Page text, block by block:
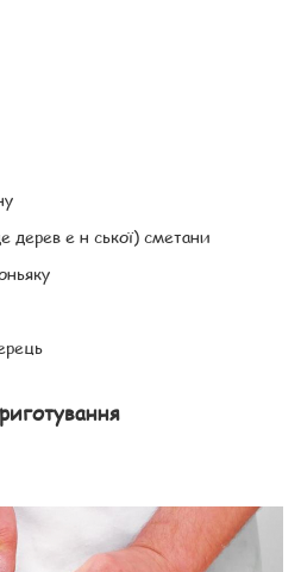
дерев е н ської) сметани